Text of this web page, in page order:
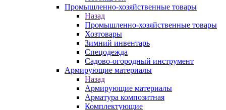
Промышленно-хозяйственные товары
Назад
Промышленно-хозяйственные товары
Хозтовары
Зимний инвентарь
Спецодежда
Садово-огородный инструмент
Армирующие материалы
Назад
Армирующие материалы
Арматура композитная
Комплектующие